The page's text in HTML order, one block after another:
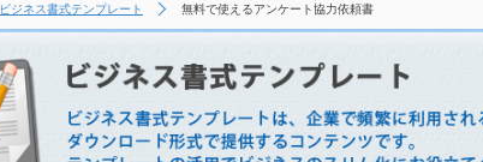
ビジネス書式テンプレート 無料で使えるアンケート協力依頼書